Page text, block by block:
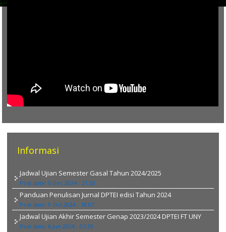
Informasi
Jadwal Ujian Semester Gasal Tahun 2024/2025
Post date: 5 Dec 2024 - 21:53
Panduan Penulisan Jurnal DPTEI edisi Tahun 2024
Post date:9 Oct 2024 - 18:07
Jadwal Ujian Akhir Semester Genap 2023/2024 DPTEI FT UNY
Post date: 6 Jun 2024 - 07:39